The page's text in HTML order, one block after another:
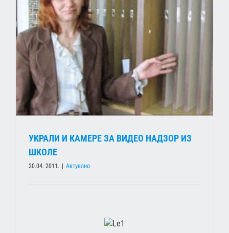
УКРАЛИ И КАМЕРЕ ЗА ВИДЕО НАДЗОР ИЗ
ШКОЛЕ
20.04. 2011. | Актуелно